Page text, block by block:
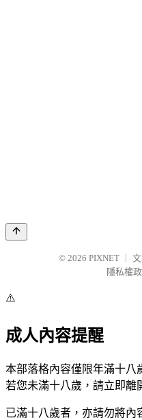
© 2026 PIXNET
隱私權
⚠️
成人內容提醒
本部落格內容僅限年滿十八
若您未滿十八歲，請立即離
已滿十八歲者，亦請勿將內